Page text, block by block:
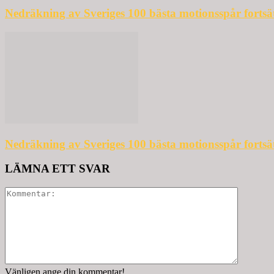
Nedräkning av Sveriges 100 bästa motionsspår
Nedräkning av Sveriges 100 bästa motionsspår
LÄMNA ETT SVAR
Vänligen ange din kommentar!